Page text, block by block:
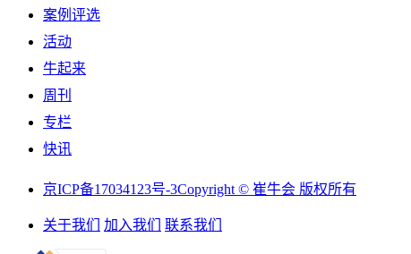
案例评选
活动
牛起来
周刊
专栏
快讯
京ICP备17034123号-3Copyright © 崔牛会 版权所有
关于我们 加入我们 联系我们